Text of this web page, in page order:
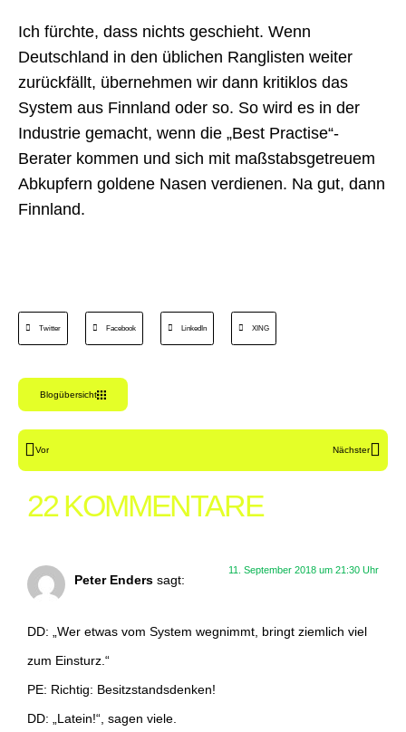
Ich fürchte, dass nichts geschieht. Wenn
Deutschland in den üblichen Ranglisten weiter
zurückfällt, übernehmen wir dann kritiklos das
System aus Finnland oder so. So wird es in der
Industrie gemacht, wenn die „Best Practise“-
Berater kommen und sich mit maßstabsgetreuem
Abkupfern goldene Nasen verdienen. Na gut, dann
Finnland.
Twitter Facebook LinkedIn XING
Blogübersicht
Vor Nächster
22 KOMMENTARE
Peter Enders sagt:
11. September 2018 um 21:30 Uhr
DD: „Wer etwas vom System wegnimmt, bringt ziemlich viel
zum Einsturz.“
PE: Richtig: Besitzstandsdenken!
DD: „Latein!“, sagen viele.